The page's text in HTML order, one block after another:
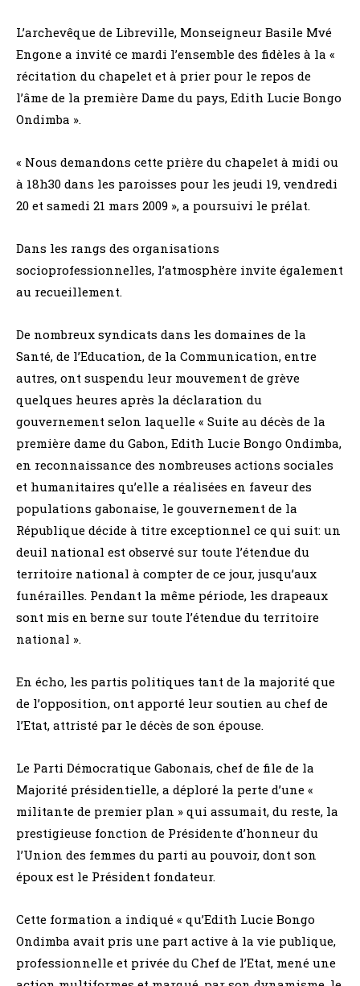
L’archevêque de Libreville, Monseigneur Basile Mvé
Engone a invité ce mardi l’ensemble des fidèles à la «
récitation du chapelet et à prier pour le repos de
l’âme de la première Dame du pays, Edith Lucie Bongo
Ondimba ».
« Nous demandons cette prière du chapelet à midi ou
à 18h30 dans les paroisses pour les jeudi 19, vendredi
20 et samedi 21 mars 2009 », a poursuivi le prélat.
Dans les rangs des organisations
socioprofessionnelles, l’atmosphère invite également
au recueillement.
De nombreux syndicats dans les domaines de la
Santé, de l’Education, de la Communication, entre
autres, ont suspendu leur mouvement de grève
quelques heures après la déclaration du
gouvernement selon laquelle « Suite au décès de la
première dame du Gabon, Edith Lucie Bongo Ondimba,
en reconnaissance des nombreuses actions sociales
et humanitaires qu’elle a réalisées en faveur des
populations gabonaise, le gouvernement de la
République décide à titre exceptionnel ce qui suit: un
deuil national est observé sur toute l’étendue du
territoire national à compter de ce jour, jusqu’aux
funérailles. Pendant la même période, les drapeaux
sont mis en berne sur toute l’étendue du territoire
national ».
En écho, les partis politiques tant de la majorité que
de l’opposition, ont apporté leur soutien au chef de
l’Etat, attristé par le décès de son épouse.
Le Parti Démocratique Gabonais, chef de file de la
Majorité présidentielle, a déploré la perte d’une «
militante de premier plan » qui assumait, du reste, la
prestigieuse fonction de Présidente d’honneur du
l’Union des femmes du parti au pouvoir, dont son
époux est le Président fondateur.
Cette formation a indiqué « qu’Edith Lucie Bongo
Ondimba avait pris une part active à la vie publique,
professionnelle et privée du Chef de l’Etat, mené une